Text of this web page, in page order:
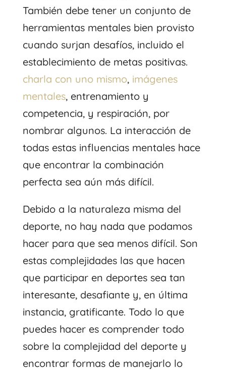
También debe tener un conjunto de
herramientas mentales bien provisto
cuando surjan desafíos, incluido el
establecimiento de metas positivas.
charla con uno mismo, imágenes
mentales, entrenamiento y
competencia, y respiración, por
nombrar algunos. La interacción de
todas estas influencias mentales hace
que encontrar la combinación
perfecta sea aún más difícil.
Debido a la naturaleza misma del
deporte, no hay nada que podamos
hacer para que sea menos difícil. Son
estas complejidades las que hacen
que participar en deportes sea tan
interesante, desafiante y, en última
instancia, gratificante. Todo lo que
puedes hacer es comprender todo
sobre la complejidad del deporte y
encontrar formas de manejarlo lo